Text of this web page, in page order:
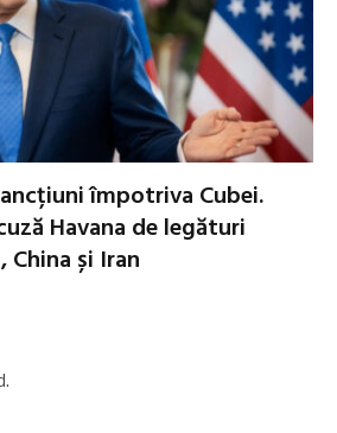
împotriva Cubei.
Havana de legături
China și Iran